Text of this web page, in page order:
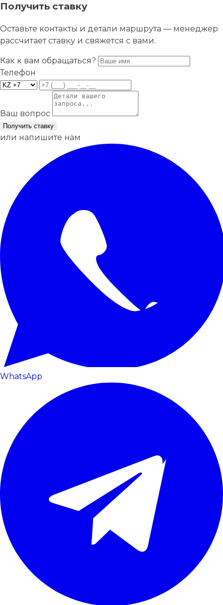
Получить ставку
Оставьте контакты и детали маршрута — менеджер
рассчитает ставку и свяжется с вами.
Как к вам обращаться?
Телефон
Ваш вопрос
Получить ставку
или напишите нам
WhatsApp